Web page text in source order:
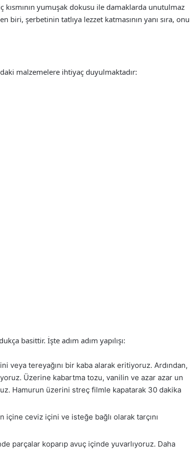
iç kısmının yumuşak dokusu ile damaklarda unutulmaz
biri, şerbetinin tatlıya lezzet katmasının yanı sıra, onu
malzemelere ihtiyaç duyulmaktadır:
basittir. İşte adım adım yapılışı:
veya tereyağını bir kaba alarak eritiyoruz. Ardından,
Üzerine kabartma tozu, vanilin ve azar azar un
Hamurun üzerini streç filmle kapatarak 30 dakika
içine ceviz içini ve isteğe bağlı olarak tarçını
parçalar koparıp avuç içinde yuvarlıyoruz. Daha